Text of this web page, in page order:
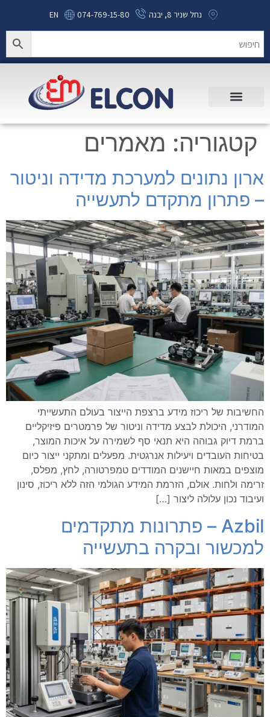
נחל שניר 8, יבנה 074-769-15-80
EN
קטגוריה: מאמרים
ארון נתונים למערכת מדידה וניטור
– פתרון מתקדם לתעשייה
החשיבות של ריכוז מידע ברצפת הייצור בעולם התעשייתי
המודרני, היכולת לבצע מדידה וניטור של פרמטרים פיזיקליים
ברמת דיוק גבוהה היא תנאי סף לשמירה על איכות המוצר,
בטיחות העובדים ויעילות אנרגטית. מפעלים ומתקני ייצור כיום
מוצפים במאות חיישנים המודדים טמפרטורה, לחץ, מפלס,
זרימה ולחות. אולם, הזרמת המידע הגולמי הזה ללא ריכוז, סינון
ועיבוד נכון עלולה ליצור […]
Azbil – פתרונות מתקדמים
למכשור ובקרה בתעשייה